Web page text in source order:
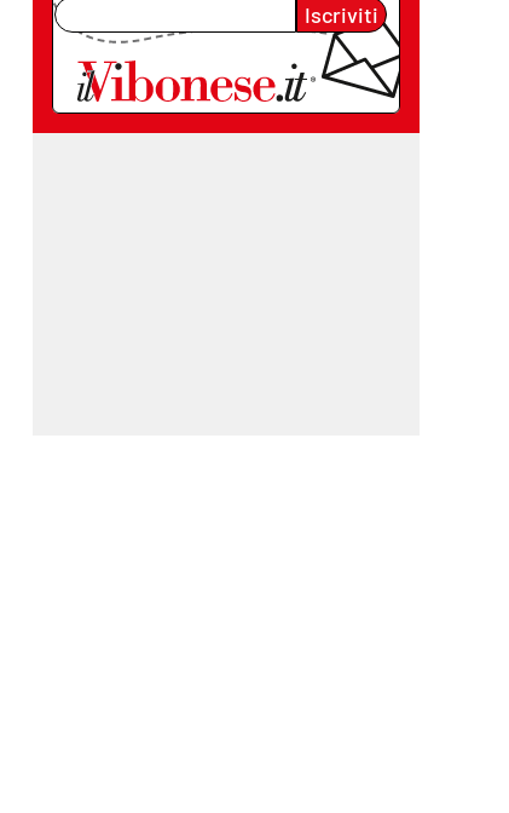
Iscriviti